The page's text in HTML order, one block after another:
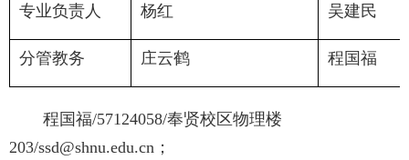
专业负责人 杨红 吴建民
分管教务 庄云鹤 程国福
程国福/57124058/奉贤校区物理楼
203/ssd@shnu.edu.cn ；